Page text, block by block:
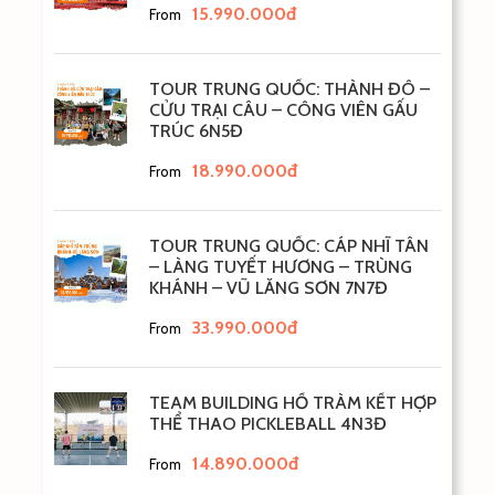
From 15.990.000đ
TOUR TRUNG QUỐC: THÀNH ĐÔ –
CỬU TRẠI CÂU – CÔNG VIÊN GẤU
TRÚC 6N5Đ
From 18.990.000đ
TOUR TRUNG QUỐC: CÁP NHĨ TÂN
– LÀNG TUYẾT HƯƠNG – TRÙNG
KHÁNH – VŨ LĂNG SƠN 7N7Đ
From 33.990.000đ
TEAM BUILDING HỒ TRÀM KẾT HỢP
THỂ THAO PICKLEBALL 4N3Đ
From 14.890.000đ
NGÀY 2 KHU VUI CHƠI EVERLAND ( Ăn Sáng, Trưa, Tối)
NGÀY 3
CẢNH PHÚC CUNG - DRAWING SHOW ( Ăn Sáng,
Trưa, Tối)